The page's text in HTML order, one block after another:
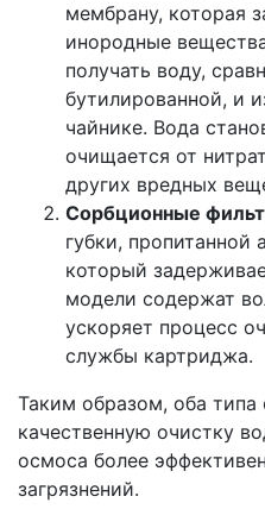
мембрану, которая
инородные
получать воду,
бутилированной, и
чайнике. Вода
очищается от
других вредных
Сорбционные
губки, пропитанной
который
модели содержат
ускоряет процесс
службы картриджа.
Таким образом, оба типа
качественную очистку
осмоса более
загрязнений.